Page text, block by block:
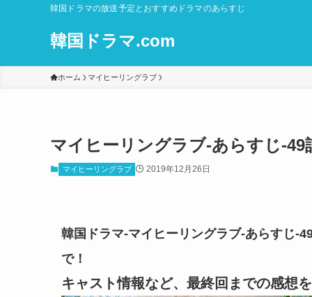
韓国ドラマの放送予定とおすすめドラマのあらすじ
韓国ドラマ.com
ホーム マイヒーリングラブ
マイヒーリングラブ-あらすじ-
マイヒーリングラブ 2019年12月26日
韓国ドラマ-マイヒーリングラブ-あらすじ-
で！
キャスト情報など、最終回までの感想